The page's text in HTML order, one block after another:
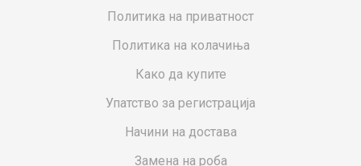
Политика на приватност
Политика на колачиња
Како да купите
Упатство за регистрација
Начини на достава
Замена на роба